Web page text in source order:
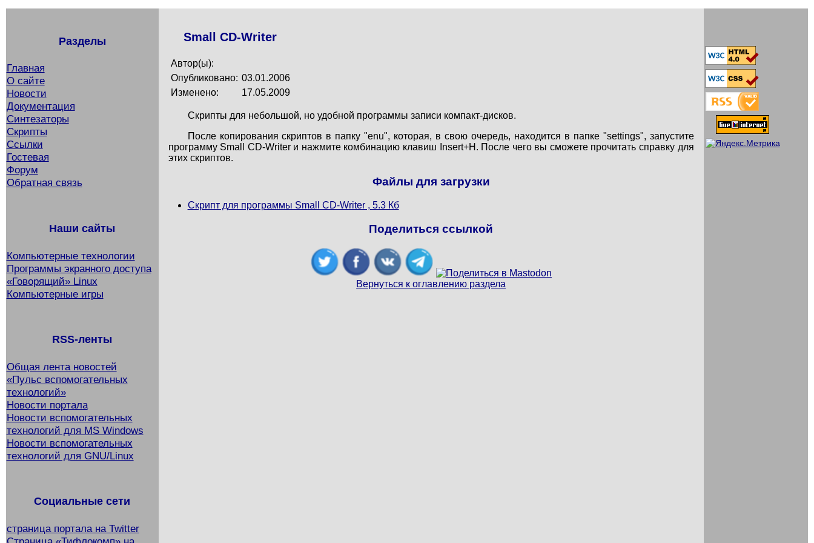
Разделы
Главная
О сайте
Новости
Документация
Синтезаторы
Скрипты
Ссылки
Гостевая
Форум
Обратная связь
Наши сайты
Компьютерные технологии
Программы экранного доступа
«Говорящий» Linux
Компьютерные игры
RSS-ленты
Общая лента новостей
«Пульс вспомогательных
технологий»
Новости портала
Новости вспомогательных
технологий для MS Windows
Новости вспомогательных
технологий для GNU/Linux
Социальные сети
страница портала на Twitter
Small CD-Writer
Автор(ы):
Опубликовано: 03.01.2006
Изменено:
17.05.2009
Скрипты для небольшой, но удобной программы записи компакт-дисков.
После копирования скриптов в папку "enu", которая, в свою очередь, находится в папке "settings", запустите
программу Small CD-Writer и нажмите комбинацию клавиш Insert+H. После чего вы сможете прочитать справку для
этих скриптов.
Файлы для загрузки
Скрипт для программы Small CD-Writer , 5.3 Кб
Поделиться ссылкой
Вернуться к оглавлению раздела